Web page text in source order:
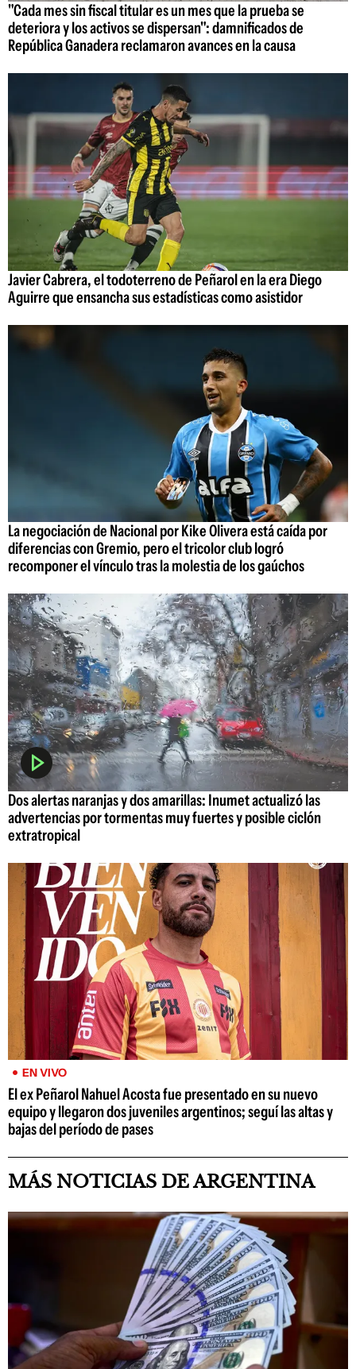
"Cada mes sin fiscal titular es un mes que la prueba se
deteriora y los activos se dispersan": damnificados de
República Ganadera reclamaron avances en la causa
Javier Cabrera, el todoterreno de Peñarol en la era Diego
Aguirre que ensancha sus estadísticas como asistidor
La negociación de Nacional por Kike Olivera está caída por
diferencias con Gremio, pero el tricolor club logró
recomponer el vínculo tras la molestia de los gaúchos
Dos alertas naranjas y dos amarillas: Inumet actualizó las
advertencias por tormentas muy fuertes y posible ciclón
extratropical
EN VIVO
El ex Peñarol Nahuel Acosta fue presentado en su nuevo
equipo y llegaron dos juveniles argentinos; seguí las altas y
bajas del período de pases
MÁS NOTICIAS DE ARGENTINA